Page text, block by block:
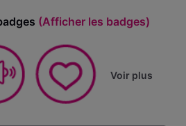
(Afficher les badges)
Voir plus